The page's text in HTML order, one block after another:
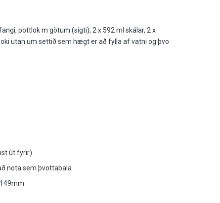
pottlok m götum (sigti), 2 x 592 ml skálar, 2 x
utan um settið sem hægt er að fylla af vatni og þvo
út fyrir)
nota sem þvottabala